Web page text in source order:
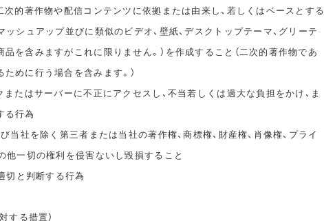
的著作物や配信コンテンツに依拠または由来し、若しくはベースとする
ッシュアップ並びに類似のビデオ、壁紙、デスクトップテーマ、グリーテ
を含みますがこれに限りません。）を作成すること（二次的著作物であ
めに行う場合を含みます。）
たはサーバーに不正にアクセスし、不当若しくは過大な負担をかけ、ま
る行為
当社を除く第三者または当社の著作権、商標権、財産権、肖像権、プライ
他一切の権利を侵害ないし毀損すること
切と判断する行為
する措置）